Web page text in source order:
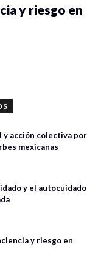
y riesgo en
y acción colectiva por
mexicanas
y el autocuidado
y riesgo en